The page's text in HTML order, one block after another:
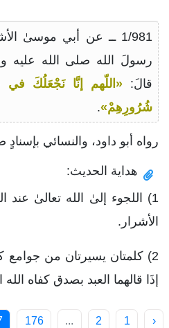
1/981 ــ عن أبي موسىٰ
رسولَ الله صلى الله عليه
قالَ:«اللّهم إنَّا نَجْعَلُكَ
شُرُورِهِمْ».
رواه أبو داود، والنسائي
هداية الحديث:
1) اللجوء إلىٰ الله تعالىٰ
الأشرار.
2) كلمتان يسيرتان من
إذَا قالهما العبد بصدق كفاه
‹
1
2
...
176